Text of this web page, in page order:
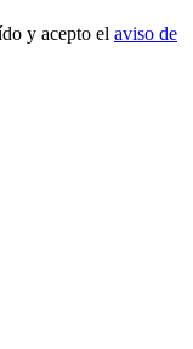
y acepto el aviso de